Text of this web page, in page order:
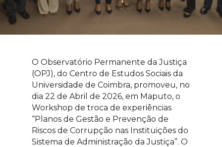
O Observatório Permanente da Justiça
(OPJ), do Centro de Estudos Sociais da
Universidade de Coimbra, promoveu, no
dia 22 de Abril de 2026, em Maputo, o
Workshop de troca de experiências
“Planos de Gestão e Prevenção de
Riscos de Corrupção nas Instituições do
Sistema de Administração da Justiça”. O